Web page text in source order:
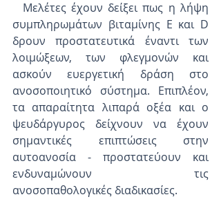
συμπληρωμάτων βιταμίνης Ε και D
δρουν προστατευτικά έναντι των
λοιμώξεων, των φλεγμονών και
ασκούν ευεργετική δράση στο
ανοσοποιητικό σύστημα. Επιπλέον,
τα απαραίτητα λιπαρά οξέα και ο
ψευδάργυρος δείχνουν να έχουν
σημαντικές επιπτώσεις στην
αυτοανοσία - προστατεύουν και
ενδυναμώνουν τις
ανοσοπαθολογικές διαδικασίες.